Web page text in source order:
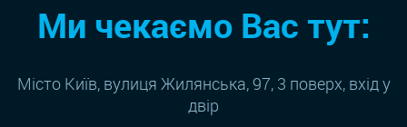
Ми чекаємо Вас тут:
Місто Київ, вулиця Жилянська, 97, 3 поверх, вхід у
двір